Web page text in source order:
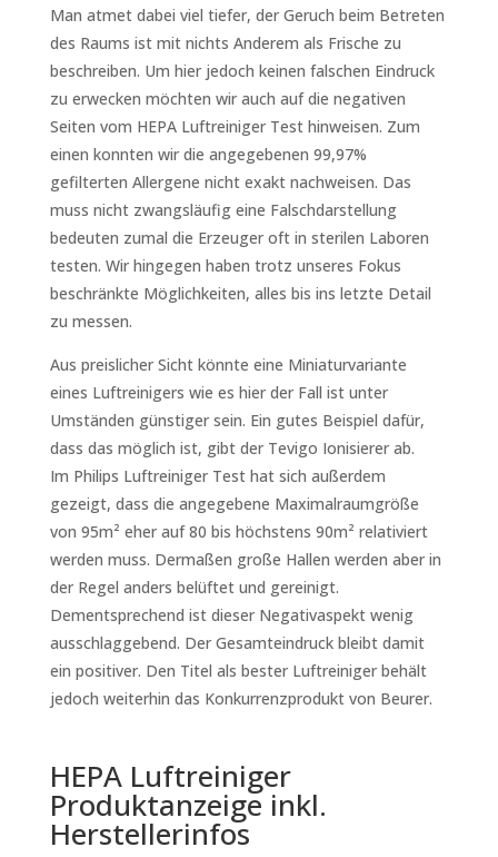
Man atmet dabei viel tiefer, der Geruch beim Betreten
des Raums ist mit nichts Anderem als Frische zu
beschreiben. Um hier jedoch keinen falschen Eindruck
zu erwecken möchten wir auch auf die negativen
Seiten vom HEPA Luftreiniger Test hinweisen. Zum
einen konnten wir die angegebenen 99,97%
gefilterten Allergene nicht exakt nachweisen. Das
muss nicht zwangsläufig eine Falschdarstellung
bedeuten zumal die Erzeuger oft in sterilen Laboren
testen. Wir hingegen haben trotz unseres Fokus
beschränkte Möglichkeiten, alles bis ins letzte Detail
zu messen.
Aus preislicher Sicht könnte eine Miniaturvariante
eines Luftreinigers wie es hier der Fall ist unter
Umständen günstiger sein. Ein gutes Beispiel dafür,
dass das möglich ist, gibt der Tevigo Ionisierer ab.
Im Philips Luftreiniger Test hat sich außerdem
gezeigt, dass die angegebene Maximalraumgröße
von 95m² eher auf 80 bis höchstens 90m² relativiert
werden muss. Dermaßen große Hallen werden aber in
der Regel anders belüftet und gereinigt.
Dementsprechend ist dieser Negativaspekt wenig
ausschlaggebend. Der Gesamteindruck bleibt damit
ein positiver. Den Titel als bester Luftreiniger behält
jedoch weiterhin das Konkurrenzprodukt von Beurer.
HEPA Luftreiniger
Produktanzeige inkl.
Herstellerinfos